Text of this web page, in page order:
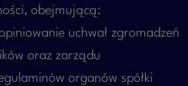
obejmującą:
uchwał zgromadzeń
oraz zarządu
organów spółki